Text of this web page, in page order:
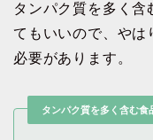
タンパク質を多く含
てもいいので、やは
必要があります。
タンパク質を多く含む食